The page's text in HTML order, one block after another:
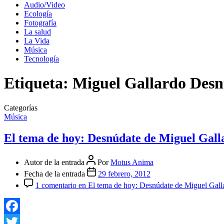
Audio/Video
Ecología
Fotografía
La salud
La Vida
Música
Tecnología
Etiqueta: Miguel Gallardo
Categorías
Música
El tema de hoy: Desnúdate de Miguel
Autor de la entrada PorMotus Anima
Fecha de la entrada
29 febrero, 2012
1 comentario en El tema de hoy: Desnúdate de Miguel
Facebook